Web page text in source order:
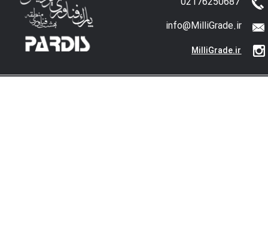
info@MilliGrade.ir
MilliGrade.ir